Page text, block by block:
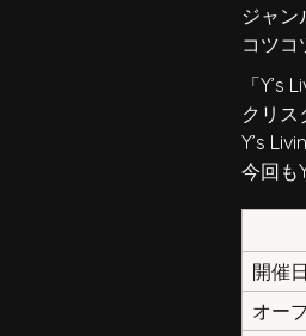
ジャン
コツコ
「Y’s
クリス
Y’s
今回も
開催日
オー